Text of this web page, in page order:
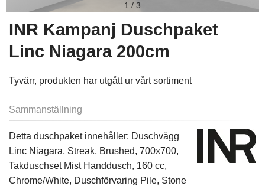
1 / 3
INR Kampanj Duschpaket
Linc Niagara 200cm
Tyvärr, produkten har utgått ur vårt sortiment
Sammanställning
Detta duschpaket innehåller: Duschvägg
Linc Niagara, Streak, Brushed, 700x700,
Takduschset Mist Handdusch, 160 cc,
Chrome/White, Duschförvaring Pile, Stone